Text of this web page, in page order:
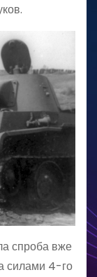
спроба вже
силами 4-го